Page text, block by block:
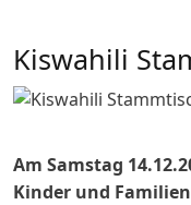
Kiswahili
Am Samstag
Kinder und